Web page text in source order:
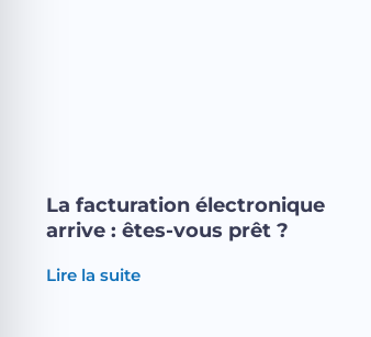
La facturation électronique
arrive : êtes-vous prêt ?
Lire la suite